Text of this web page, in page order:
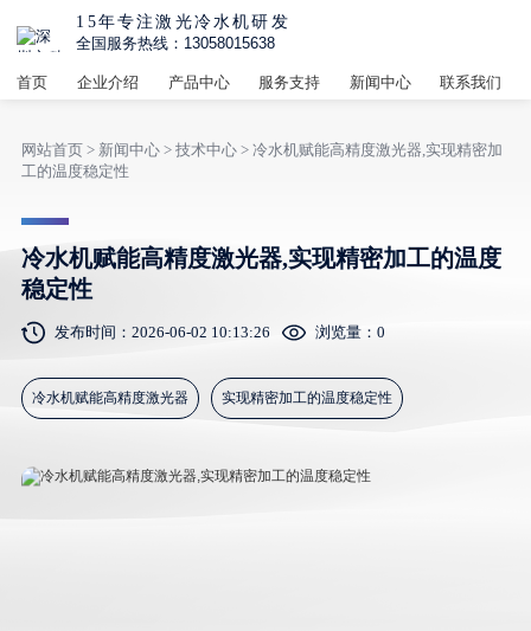
15年专注激光冷水机研发
全国服务热线：13058015638
首页 企业介绍 产品中心 服务支持 新闻中心 联系我们
网站首页> 新闻中心> 技术中心> 冷水机赋能高精度激光器,实现精密加
工的温度稳定性
冷水机赋能高精度激光器,实现精密加工的温度
稳定性
发布时间：2026-06-02 10:13:26 浏览量： 0
冷水机赋能高精度激光器 实现精密加工的温度稳定性